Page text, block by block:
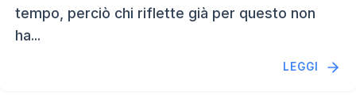
tempo, perciò chi riflette già per questo non
ha...
LEGGI